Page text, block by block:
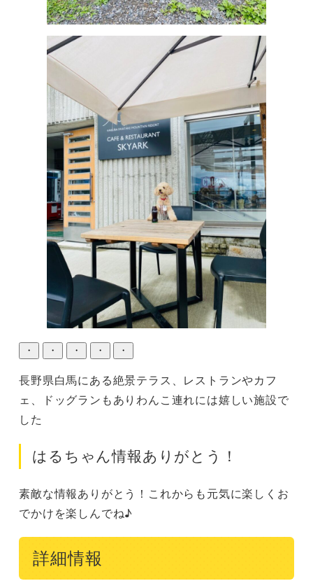
・ ・ ・ ・ ・
長野県白馬にある絶景テラス、レストランやカフ
ェ、ドッグランもありわんこ連れには嬉しい施設で
した
はるちゃん情報ありがとう！
素敵な情報ありがとう！これからも元気に楽しくお
でかけを楽しんでね♪
詳細情報